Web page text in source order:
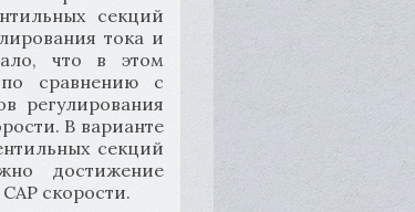
секций
тока и
что в этом
сравнению с
регулирования
В варианте
секций
достижение
скорости.